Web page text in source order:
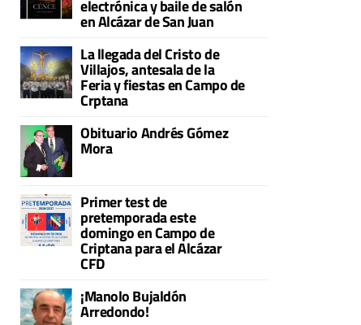
electrónica y baile de salón
en Alcázar de San Juan
La llegada del Cristo de
Villajos, antesala de la
Feria y fiestas en Campo de
Crptana
Obituario Andrés Gómez
Mora
Primer test de
pretemporada este
domingo en Campo de
Criptana para el Alcázar
CFD
¡Manolo Bujaldón
Arredondo!